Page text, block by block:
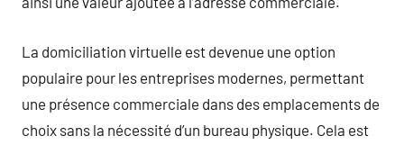
La domiciliation virtuelle est devenue une option
populaire pour les entreprises modernes, permettant
une présence commerciale dans des emplacements de
choix sans la nécessité d’un bureau physique. Cela est